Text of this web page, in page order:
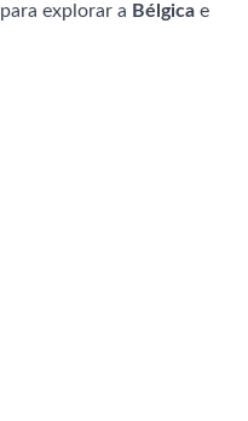
explorar a Bélgica e